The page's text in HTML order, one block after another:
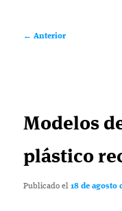
Navegación
← Anterior
Modelos
plástico
Publicado el18 de agosto